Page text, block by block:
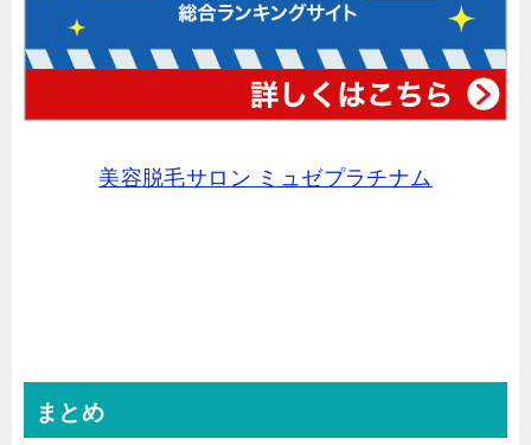
美容脱毛サロン ミュゼプラチナム
まとめ